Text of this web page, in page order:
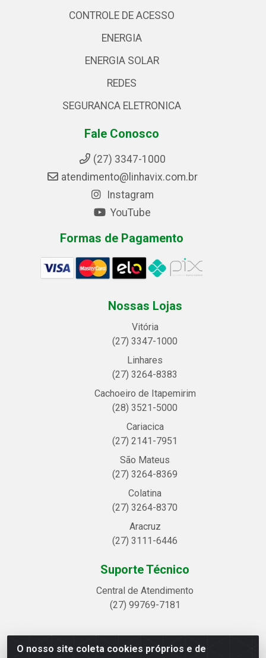
O nosso site coleta cookies próprios e de
CONTROLE DE ACESSO
ENERGIA
ENERGIA SOLAR
REDES
SEGURANCA ELETRONICA
Fale Conosco
(27) 3347-1000
atendimento@linhavix.com.br
Instagram
YouTube
Formas de Pagamento
Nossas Lojas
Vitória
(27) 3347-1000
Linhares
(27) 3264-8383
Cachoeiro de Itapemirim
(28) 3521-5000
Cariacica
(27) 2141-7951
São Mateus
(27) 3264-8369
Colatina
(27) 3264-8370
Aracruz
(27) 3111-6446
Suporte Técnico
Central de Atendimento
(27) 99769-7181